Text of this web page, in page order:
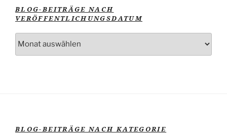
BLOG-BEITRÄGE NACH
VERÖFFENTLICHUNGSDATUM
BLOG-BEITRÄGE NACH KATEGORIE